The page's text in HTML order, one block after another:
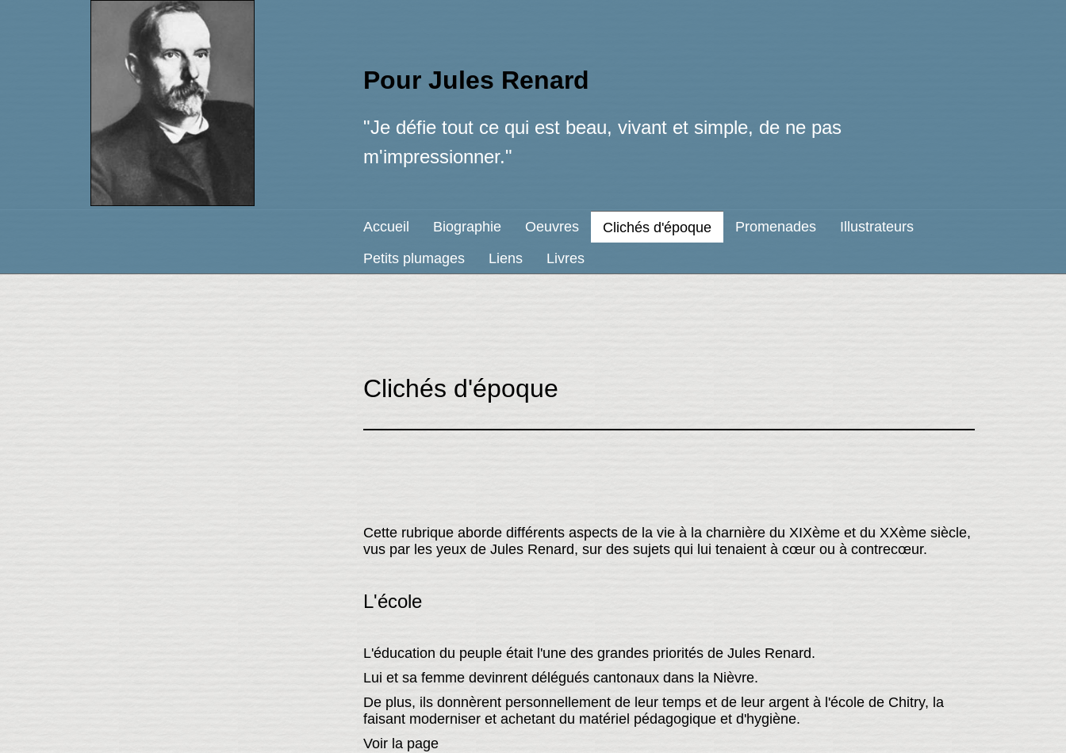
Pour Jules Renard
"Je défie tout ce qui est beau, vivant et simple, de ne pas
m'impressionner."
Accueil Biographie Oeuvres Clichés d'époque Promenades
Illustrateurs
Petits plumages
Liens Livres
Clichés d'époque
Cette rubrique aborde différents aspects de la vie à la charnière du XIXème et du XXème siècle,
vus par les yeux de Jules Renard, sur des sujets qui lui tenaient à cœur ou à contrecœur.
L'école
L'éducation du peuple était l'une des grandes priorités de Jules Renard.
Lui et sa femme devinrent délégués cantonaux dans la Nièvre.
De plus, ils donnèrent personnellement de leur temps et de leur argent à l'école de Chitry, la
faisant moderniser et achetant du matériel pédagogique et d'hygiène.
Voir la page